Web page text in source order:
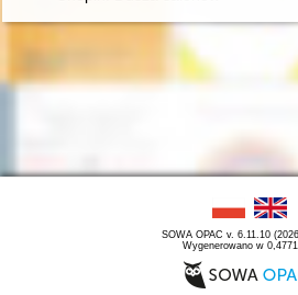
SOWA OPAC v. 6.11.10
Wygenerowano w 0,4771